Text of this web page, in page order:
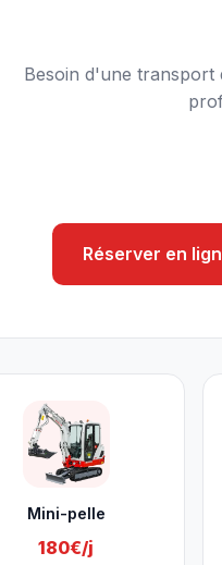
Besoin d'une transport
Réserver en
Mini-pelle
180€/j